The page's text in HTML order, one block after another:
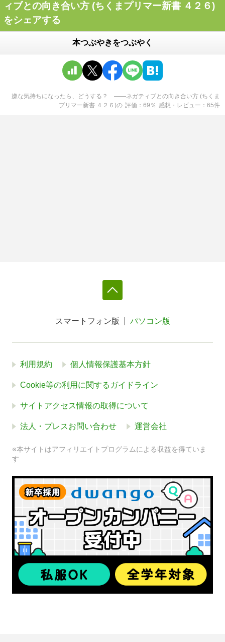
ィブとの向き合い方 (ちくまプリマー新書 ４２６)
をシェアする
本つぶやきをつぶやく
嫌な気持ちになったら、どうする？ ――ネガティブとの向き合い方 (ちくま
プリマー新書 ４２６)の 評価 69 ％ 感想・レビュー 65件
スマートフォン版 パソコン版
利用規約 個人情報保護基本方針
Cookie等の利用に関するガイドライン
サイトアクセス情報の取得について
法人・プレスお問い合わせ 運営会社
※本サイトはアフィリエイトプログラムによる収益を得ていま
す